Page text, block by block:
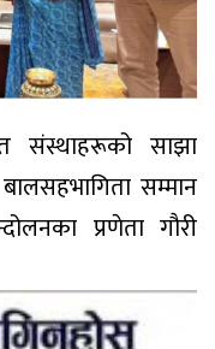
संस्थाहरूको साझा
सम्मान
प्रणेता गौरी